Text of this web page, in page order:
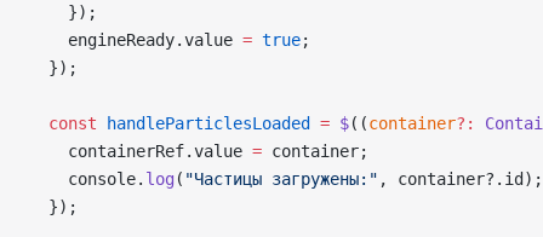
    });
    engineReady.value
= true;
  });
  const
handleParticlesLoaded = $((container?:
    containerRef.value
= container;
    console.
log ( "Частицы загружены:" , container?.id);
  });